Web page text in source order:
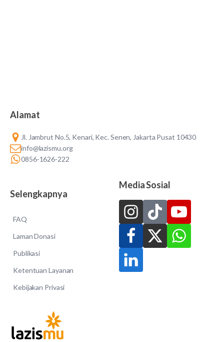
Alamat
Jl. Jambrut No.5, Kenari, Kec. Senen, Jakarta Pusat 10430
info@lazismu.org
0856-1626-222
Selengkapnya
FAQ
Laman Donasi
Publikasi
Ketentuan Layanan
Kebijakan Privasi
Media Sosial